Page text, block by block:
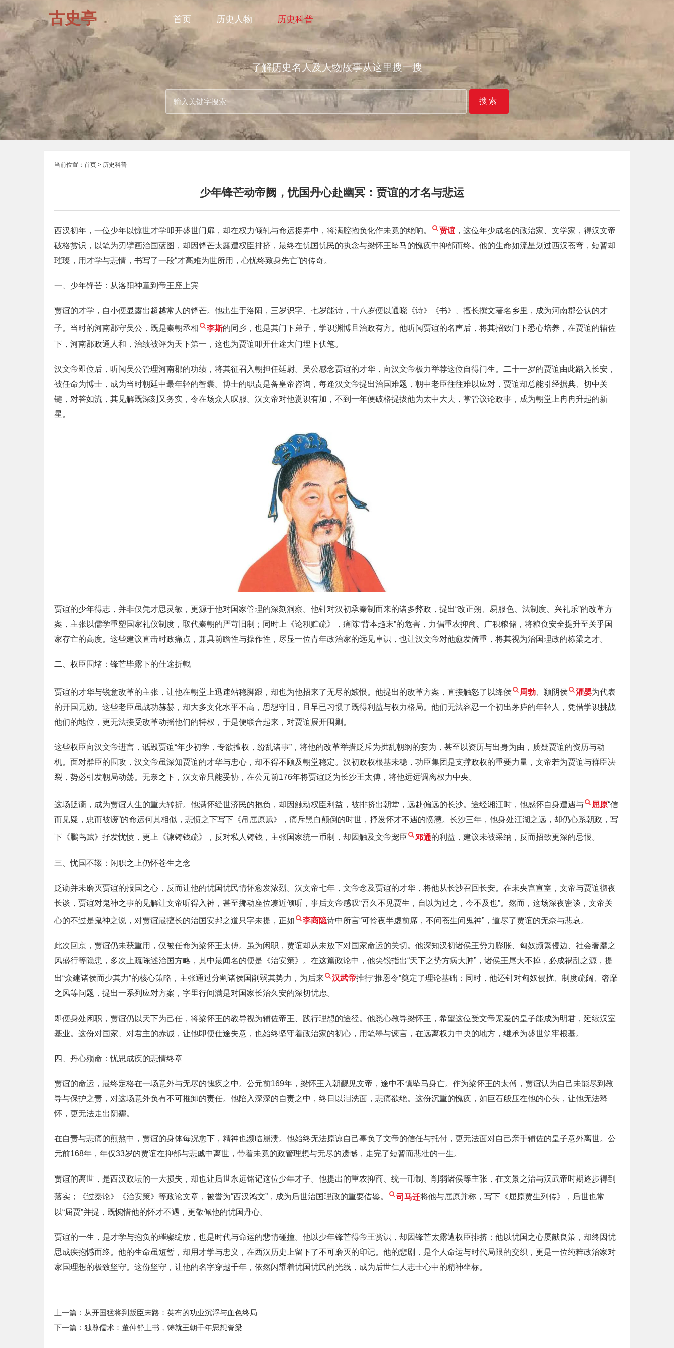
古史亭 首页 历史人物 历史科普
了解历史名人及人物故事从这里搜一搜
搜索
当前位置： 首页 > 历史科普
少年锋芒动帝阙，忧国丹心赴幽冥：贾谊的才名与悲运
西汉初年，一位少年以惊世才学叩开盛世门扉，却在权力倾轧与命运捉弄中，将满腔抱负化作未竟的绝响。 贾谊 ，这位年少成名的政治家、文学家，得汉文帝
破格赏识，以笔为刃擘画治国蓝图，却因锋芒太露遭权臣排挤，最终在忧国忧民的执念与梁怀王坠马的愧疚中抑郁而终。他的生命如流星划过西汉苍穹，短暂却
璀璨，用才学与悲情，书写了一段“才高难为世所用，心忧终致身先亡”的传奇。
一、少年锋芒：从洛阳神童到帝王座上宾
贾谊的才学，自小便显露出超越常人的锋芒。他出生于洛阳，三岁识字、七岁能诗，十八岁便以通晓《诗》《书》、擅长撰文著名乡里，成为河南郡公认的才
子。当时的河南郡守吴公，既是秦朝丞相 李斯的同乡，也是其门下弟子，学识渊博且治政有方。他听闻贾谊的名声后，将其招致门下悉心培养，在贾谊的辅佐
下，河南郡政通人和，治绩被评为天下第一，这也为贾谊叩开仕途大门埋下伏笔。
汉文帝即位后，听闻吴公管理河南郡的功绩，将其征召入朝担任廷尉。吴公感念贾谊的才华，向汉文帝极力举荐这位自得门生。二十一岁的贾谊由此踏入长安，
被任命为博士，成为当时朝廷中最年轻的智囊。博士的职责是备皇帝咨询，每逢汉文帝提出治国难题，朝中老臣往往难以应对，贾谊却总能引经据典、切中关
键，对答如流，其见解既深刻又务实，令在场众人叹服。汉文帝对他赏识有加，不到一年便破格提拔他为太中大夫，掌管议论政事，成为朝堂上冉冉升起的新
星。
贾谊的少年得志，并非仅凭才思灵敏，更源于他对国家管理的深刻洞察。他针对汉初承秦制而来的诸多弊政，提出“改正朔、易服色、法制度、兴礼乐”的改革方
案，主张以儒学重塑国家礼仪制度，取代秦朝的严苛旧制；同时上《论积贮疏》，痛陈“背本趋末”的危害，力倡重农抑商、广积粮储，将粮食安全提升至关乎国
家存亡的高度。这些建议直击时政痛点，兼具前瞻性与操作性，尽显一位青年政治家的远见卓识，也让汉文帝对他愈发倚重，将其视为治国理政的栋梁之才。
二、权臣围堵：锋芒毕露下的仕途折戟
贾谊的才华与锐意改革的主张，让他在朝堂上迅速站稳脚跟，却也为他招来了无尽的嫉恨。他提出的改革方案，直接触怒了以绛侯 周勃 、颍阴侯 灌婴为代表
的开国元勋。这些老臣虽战功赫赫，却大多文化水平不高，思想守旧，且早已习惯了既得利益与权力格局。他们无法容忍一个初出茅庐的年轻人，凭借学识挑战
他们的地位，更无法接受改革动摇他们的特权，于是便联合起来，对贾谊展开围剿。
这些权臣向汉文帝进言，诋毁贾谊“年少初学，专欲擅权，纷乱诸事”，将他的改革举措贬斥为扰乱朝纲的妄为，甚至以资历与出身为由，质疑贾谊的资历与动
机。面对群臣的围攻，汉文帝虽深知贾谊的才华与忠心，却不得不顾及朝堂稳定。汉初政权根基未稳，功臣集团是支撑政权的重要力量，文帝若为贾谊与群臣决
裂，势必引发朝局动荡。无奈之下，汉文帝只能妥协，在公元前176年将贾谊贬为长沙王太傅，将他远远调离权力中央。
这场贬谪，成为贾谊人生的重大转折。他满怀经世济民的抱负，却因触动权臣利益，被排挤出朝堂，远赴偏远的长沙。途经湘江时，他感怀自身遭遇与 屈原“信
而见疑，忠而被谤”的命运何其相似，悲愤之下写下《吊屈原赋》，痛斥黑白颠倒的时世，抒发怀才不遇的愤懑。长沙三年，他身处江湖之远，却仍心系朝政，写
下《鵩鸟赋》抒发忧愤，更上《谏铸钱疏》，反对私人铸钱，主张国家统一币制，却因触及文帝宠臣 邓通的利益，建议未被采纳，反而招致更深的忌恨。
三、忧国不辍：闲职之上仍怀苍生之念
贬谪并未磨灭贾谊的报国之心，反而让他的忧国忧民情怀愈发浓烈。汉文帝七年，文帝念及贾谊的才华，将他从长沙召回长安。在未央宫宣室，文帝与贾谊彻夜
长谈，贾谊对鬼神之事的见解让文帝听得入神，甚至挪动座位凑近倾听，事后文帝感叹“吾久不见贾生，自以为过之，今不及也”。然而，这场深夜密谈，文帝关
心的不过是鬼神之说，对贾谊最擅长的治国安邦之道只字未提，正如 李商隐诗中所言“可怜夜半虚前席，不问苍生问鬼神”，道尽了贾谊的无奈与悲哀。
此次回京，贾谊仍未获重用，仅被任命为梁怀王太傅。虽为闲职，贾谊却从未放下对国家命运的关切。他深知汉初诸侯王势力膨胀、匈奴频繁侵边、社会奢靡之
风盛行等隐患，多次上疏陈述治国方略，其中最闻名的便是《治安策》。在这篇政论中，他尖锐指出“天下之势方病大肿”，诸侯王尾大不掉，必成祸乱之源，提
出“众建诸侯而少其力”的核心策略，主张通过分割诸侯国削弱其势力，为后来 汉武帝推行“推恩令”奠定了理论基础；同时，他还针对匈奴侵扰、制度疏阔、奢靡
之风等问题，提出一系列应对方案，字里行间满是对国家长治久安的深切忧虑。
即便身处闲职，贾谊仍以天下为己任，将梁怀王的教导视为辅佐帝王、践行理想的途径。他悉心教导梁怀王，希望这位受文帝宠爱的皇子能成为明君，延续汉室
基业。这份对国家、对君主的赤诚，让他即便仕途失意，也始终坚守着政治家的初心，用笔墨与谏言，在远离权力中央的地方，继承为盛世筑牢根基。
四、丹心殒命：忧思成疾的悲情终章
贾谊的命运，最终定格在一场意外与无尽的愧疚之中。公元前169年，梁怀王入朝觐见文帝，途中不慎坠马身亡。作为梁怀王的太傅，贾谊认为自己未能尽到教
导与保护之责，对这场意外负有不可推卸的责任。他陷入深深的自责之中，终日以泪洗面，悲痛欲绝。这份沉重的愧疚，如巨石般压在他的心头，让他无法释
怀，更无法走出阴霾。
在自责与悲痛的煎熬中，贾谊的身体每况愈下，精神也濒临崩溃。他始终无法原谅自己辜负了文帝的信任与托付，更无法面对自己亲手辅佐的皇子意外离世。公
元前168年，年仅33岁的贾谊在抑郁与悲戚中离世，带着未竟的政管理想与无尽的遗憾，走完了短暂而悲壮的一生。
贾谊的离世，是西汉政坛的一大损失，却也让后世永远铭记这位少年才子。他提出的重农抑商、统一币制、削弱诸侯等主张，在文景之治与汉武帝时期逐步得到
落实；《过秦论》《治安策》等政论文章，被誉为“西汉鸿文”，成为后世治国理政的重要借鉴。 司马迁将他与屈原并称，写下《屈原贾生列传》，后世也常
以“屈贾”并提，既惋惜他的怀才不遇，更敬佩他的忧国丹心。
贾谊的一生，是才学与抱负的璀璨绽放，也是时代与命运的悲情碰撞。他以少年锋芒得帝王赏识，却因锋芒太露遭权臣排挤；他以忧国之心屡献良策，却终因忧
思成疾抱憾而终。他的生命虽短暂，却用才学与忠义，在西汉历史上留下了不可磨灭的印记。他的悲剧，是个人命运与时代局限的交织，更是一位纯粹政治家对
家国理想的极致坚守。这份坚守，让他的名字穿越千年，依然闪耀着忧国忧民的光线，成为后世仁人志士心中的精神坐标。
上一篇： 从开国猛将到叛臣末路：英布的功业沉浮与血色终局
下一篇： 独尊儒术：董仲舒上书，铸就王朝千年思想脊梁